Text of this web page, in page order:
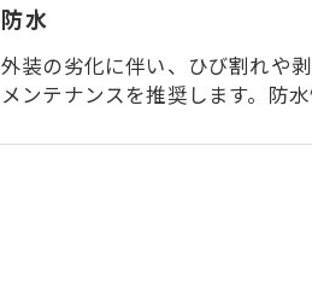
防水
外装の劣化に伴い、ひび割れや
メンテナンスを推奨します。防